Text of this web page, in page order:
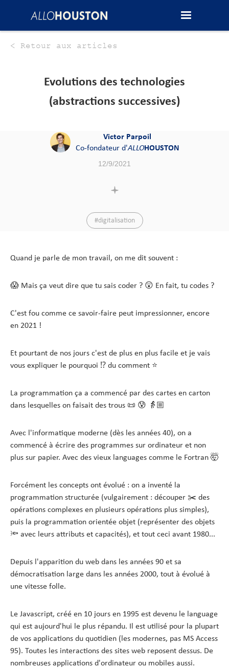
< Retour aux articles
Evolutions des technologies
(abstractions successives)
Victor Parpoil
Co-fondateur d'ALLOHOUSTON
12/9/2021
#digitalisation
Quand je parle de mon travail, on me dit souvent :
😱 Mais ça veut dire que tu sais coder ? 😲 En fait, tu codes ?
C'est fou comme ce savoir-faire peut impressionner, encore
en 2021 !
Et pourtant de nos jours c'est de plus en plus facile et je vais
vous expliquer le pourquoi ⁉️ du comment ⭐
La programmation ça a commencé par des cartes en carton
dans lesquelles on faisait des trous 📜 😰 👵🏼
Avec l'informatique moderne (dès les années 40), on a
commencé à écrire des programmes sur ordinateur et non
plus sur papier. Avec des vieux languages comme le Fortran 🤯
Forcément les concepts ont évolué : on a inventé la
programmation structurée (vulgairement : découper ✂️ des
opérations complexes en plusieurs opérations plus simples),
puis la programmation orientée objet (représenter des objets
🔦 avec leurs attributs et capacités), et tout ceci avant 1980...
Depuis l'apparition du web dans les années 90 et sa
démocratisation large dans les années 2000, tout à évolué à
une vitesse folle.
Le Javascript, créé en 10 jours en 1995 est devenu le language
qui est aujourd'hui le plus répandu. Il est utilisé pour la plupart
de vos applications du quotidien (les modernes, pas MS Access
95). Toutes les interactions des sites web reposent dessus. De
nombreuses applications d'ordinateur ou mobiles aussi.